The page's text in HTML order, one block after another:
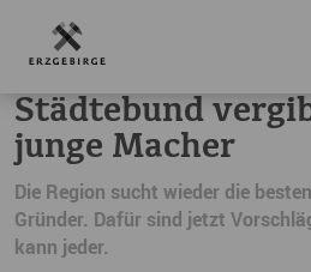
News, Neuigkeiten &
Städtebund
junge Macher
Die Region sucht wieder die
Gründer. Dafür sind jetzt
kann jeder.